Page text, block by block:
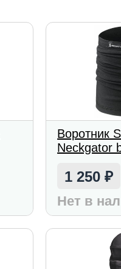
Воротник
Neckgator
1 250₽
Нет в